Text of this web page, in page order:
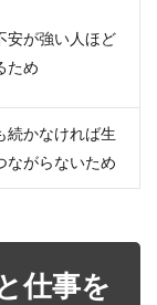
安が強い人ほど
ため
続かなければ生
ながらないため
仕事を